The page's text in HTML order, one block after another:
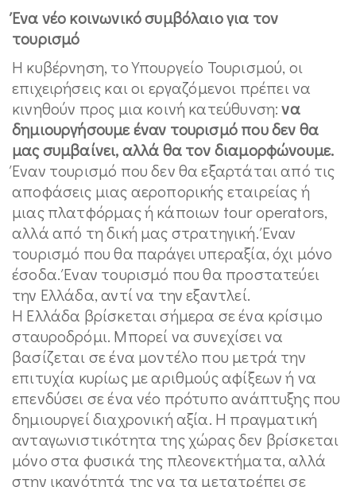
Ένα νέο κοινωνικό συμβόλαιο για τον
τουρισμό
Η κυβέρνηση, το Υπουργείο Τουρισμού, οι
επιχειρήσεις και οι εργαζόμενοι πρέπει να
κινηθούν προς μια κοινή κατεύθυνση:να
δημιουργήσουμε έναν τουρισμό που δεν θα
μας συμβαίνει, αλλά θα τον διαμορφώνουμε.
Έναν τουρισμό που δεν θα εξαρτάται από τις
αποφάσεις μιας αεροπορικής εταιρείας ή
μιας πλατφόρμας ή κάποιων tour operators,
αλλά από τη δική μας στρατηγική. Έναν
τουρισμό που θα παράγει υπεραξία, όχι μόνο
έσοδα. Έναν τουρισμό που θα προστατεύει
την Ελλάδα, αντί να την εξαντλεί.
Η Ελλάδα βρίσκεται σήμερα σε ένα κρίσιμο
σταυροδρόμι. Μπορεί να συνεχίσει να
βασίζεται σε ένα μοντέλο που μετρά την
επιτυχία κυρίως με αριθμούς αφίξεων ή να
επενδύσει σε ένα νέο πρότυπο ανάπτυξης που
δημιουργεί διαχρονική αξία. Η πραγματική
ανταγωνιστικότητα της χώρας δεν βρίσκεται
μόνο στα φυσικά της πλεονεκτήματα, αλλά
στην ικανότητά της να τα μετατρέπει σε